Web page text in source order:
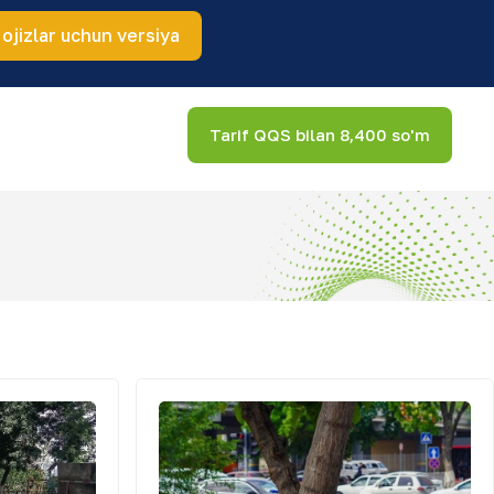
ojizlar uchun versiya
Tarif QQS bilan 8,400 so'm